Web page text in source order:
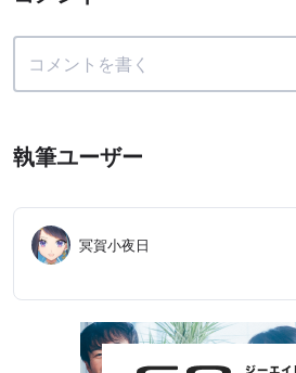
執筆ユーザー
冥賀小夜日